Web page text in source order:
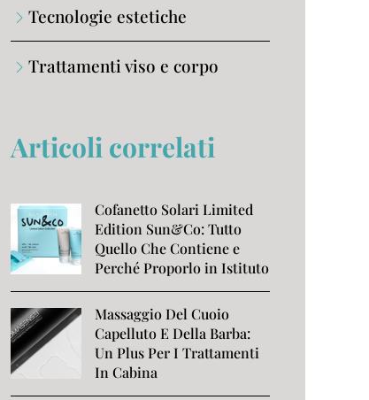
Tecnologie estetiche
Trattamenti viso e corpo
Articoli correlati
Cofanetto Solari Limited
Edition Sun&Co: Tutto
Quello Che Contiene e
Perché Proporlo in Istituto
Massaggio Del Cuoio
Capelluto E Della Barba:
Un Plus Per I Trattamenti
In Cabina